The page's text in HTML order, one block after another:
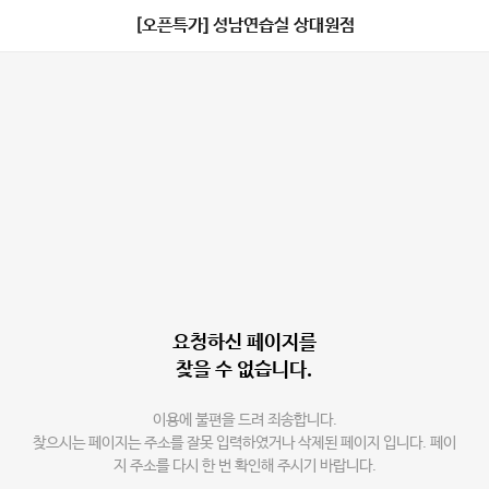
[오픈특가] 성남연습실 상대원점
요청하신 페이지를
찾을 수 없습니다.
이용에 불편을 드려 죄송합니다.
찾으시는 페이지는 주소를 잘못 입력하였거나 삭제된 페이지 입니다. 페이
지 주소를 다시 한 번 확인해 주시기 바랍니다.